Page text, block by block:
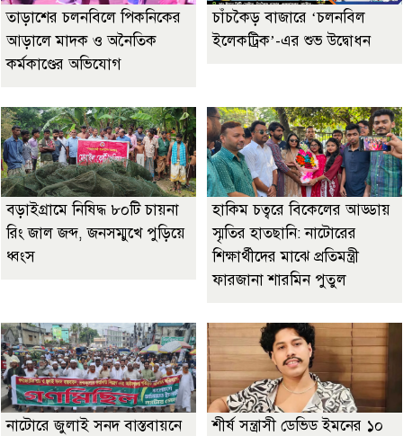
তাড়াশের চলনবিলে পিকনিকের
আড়ালে মাদক ও অনৈতিক
কর্মকাণ্ডের অভিযোগ
চাঁচকৈড় বাজারে ‘চলনবিল
ইলেকট্রিক’-এর শুভ উদ্বোধন
বড়াইগ্রামে নিষিদ্ধ ৮০টি চায়না
রিং জাল জব্দ, জনসম্মুখে পুড়িয়ে
ধ্বংস
হাকিম চত্বরে বিকেলের আড্ডায়
স্মৃতির হাতছানি: নাটোরের
শিক্ষার্থীদের মাঝে প্রতিমন্ত্রী
ফারজানা শারমিন পুতুল
নাটোরে জুলাই সনদ বাস্তবায়নে
শীর্ষ সন্ত্রাসী ডেভিড ইমনের ১০